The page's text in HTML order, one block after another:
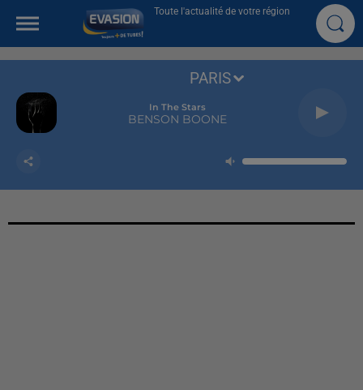
Toute l'actualité de votre région
In The Stars
BENSON BOONE
PARIS